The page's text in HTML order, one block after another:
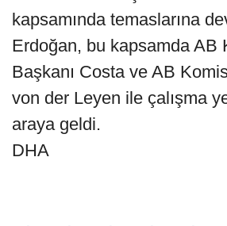
kapsamında temaslarına
Erdoğan, bu kapsamda AB
Başkanı Costa ve AB
von der Leyen ile çalışma
araya geldi.
DHA